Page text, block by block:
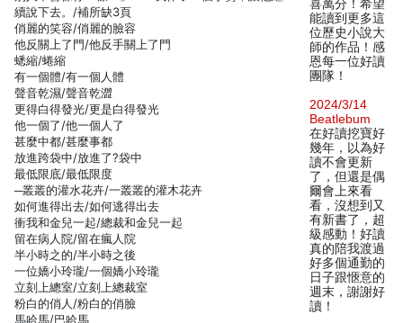
續說下去。/補所缺3頁
俏麗的笑容/俏麗的臉容
他反關上了門/他反手關上了門
蟋縮/蜷縮
有一個體/有一個人體
聲音乾濕/聲音乾澀
更得白得發光/更是白得發光
他一個了/他一個人了
甚麼中都/甚麼事都
放進跨袋中/放進了?袋中
最低限底/最低限度
─叢叢的灌水花卉/一叢叢的灌木花卉
如何進得出去/如何逃得出去
衝我和金兒一起/總裁和金兒一起
留在病人院/留在瘋人院
半小時之的/半小時之後
一位嬌小玲瓏/一個嬌小玲瓏
立刻上總室/立刻上總裁室
粉白的俏人/粉白的俏臉
馬哈馬/巴哈馬
喜萬分！希望
能讀到更多這
位歷史小說大
師的作品！感
恩每一位好讀
團隊！
2024/3/14
Beatlebum
在好讀挖寶好
幾年，以為好
讀不會更新
了，但還是偶
爾會上來看
看，沒想到又
有新書了，超
級感動！好讀
真的陪我渡過
好多個通勤的
日子跟愜意的
週末，謝謝好
讀！